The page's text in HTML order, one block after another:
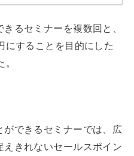
るセミナーを複数回と、
にすることを目的にした
ができるセミナーでは、広
きれないセールスポイン